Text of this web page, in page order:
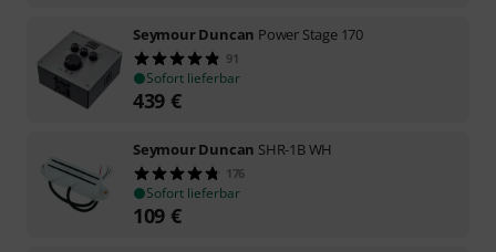
Seymour Duncan Power Stage 170
91
Sofort lieferbar
439 €
Seymour Duncan SHR-1B WH
176
Sofort lieferbar
109 €